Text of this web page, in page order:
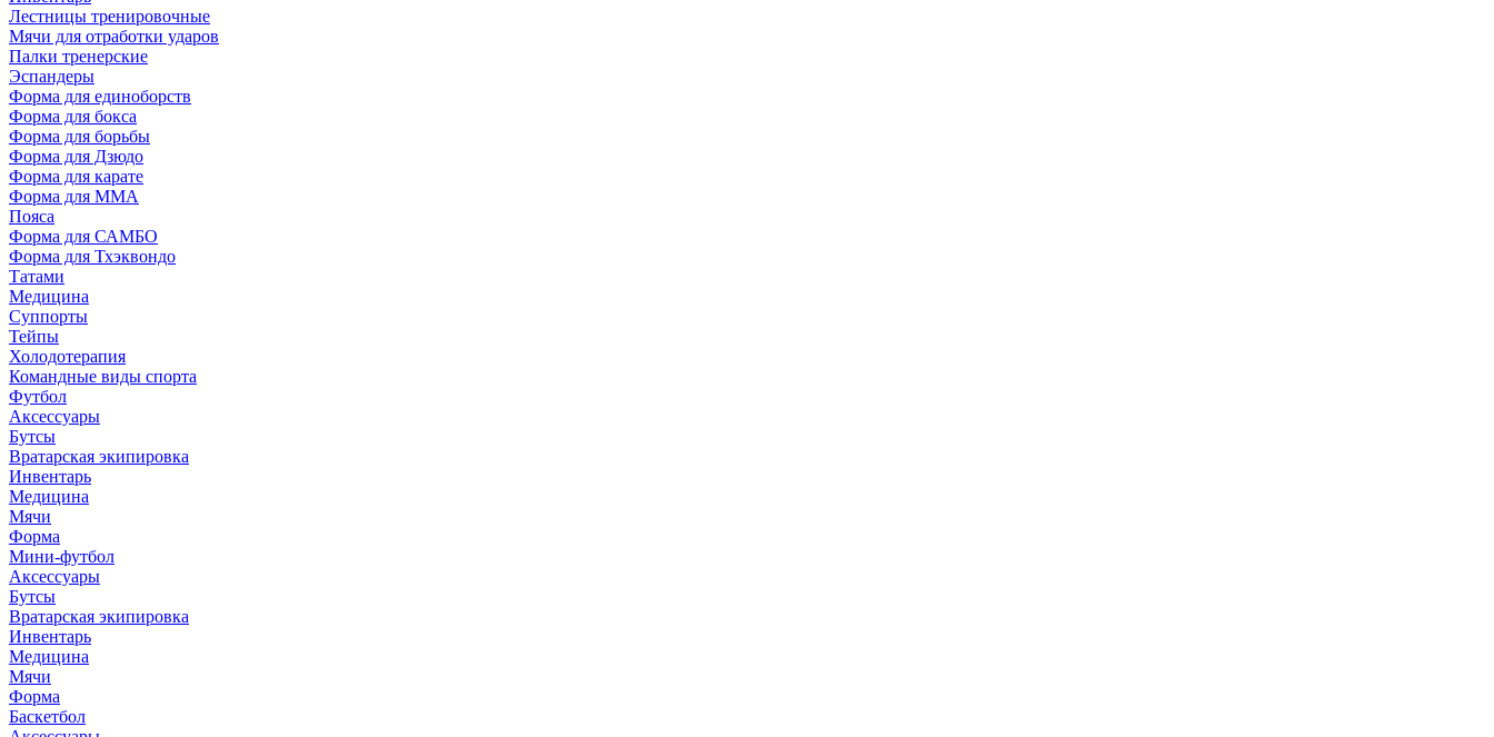
Лестницы тренировочные
Мячи для отработки ударов
Палки тренерские
Эспандеры
Форма для единоборств
Форма для бокса
Форма для борьбы
Форма для Дзюдо
Форма для карате
Форма для MMA
Пояса
Форма для САМБО
Форма для Тхэквондо
Татами
Медицина
Суппорты
Тейпы
Холодотерапия
Командные виды спорта
Футбол
Аксессуары
Бутсы
Вратарская экипировка
Инвентарь
Медицина
Мячи
Форма
Мини-футбол
Аксессуары
Бутсы
Вратарская экипировка
Инвентарь
Медицина
Мячи
Форма
Баскетбол